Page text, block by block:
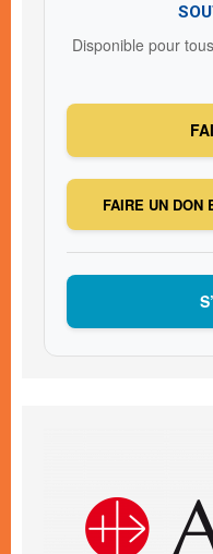
Disponible pour
FAIRE UN DON